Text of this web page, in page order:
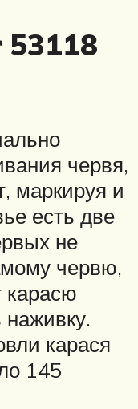
53118
червя,
маркируя и
есть две
не
червю,
карасю
карася
145